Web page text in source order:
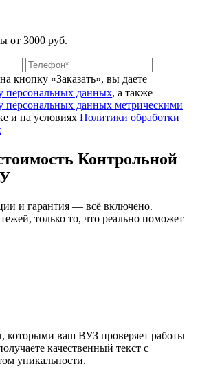
от 3000 руб.
кнопку «Заказать», вы даете
персональных данных, а также
персональных данных метрическими
и на условиях Политики обработки
Контрольной
и гарантия — всё включено.
только то, что реально поможет
которыми ваш ВУЗ проверяет работы
качественный текст с
уникальности.